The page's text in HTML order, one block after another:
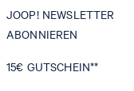
JOOP! NEWSLETTER
ABONNIEREN
15€ GUTSCHEIN**